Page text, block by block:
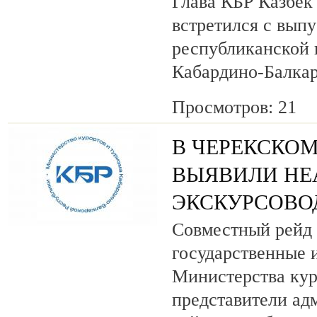
встретился с
Кабардино-
Просмотров: 21
В
ВЫЯВИЛИ
Совместный рейд
государственные
Министерства
представители